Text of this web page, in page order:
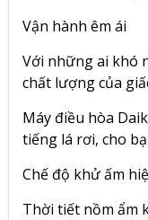
Vận hành êm ái
Với những ai khó
chất lượng của
Máy điều hòa
tiếng lá rơi, cho
Chế độ khử ấm
Thời tiết nồm ẩm